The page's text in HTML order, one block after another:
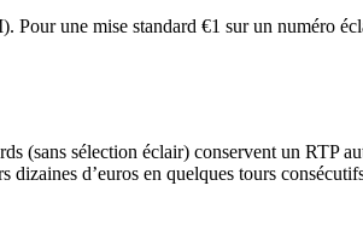
Pour une mise standard €1 sur un numéro
(sans sélection éclair) conservent un RTP
d’euros en quelques tours